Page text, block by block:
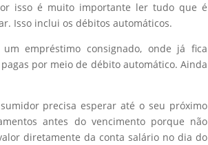
isso é muito importante ler tudo que é
Isso inclui os débitos automáticos.
empréstimo consignado, onde já fica
por meio de débito automático. Ainda
precisa esperar até o seu próximo
antes do vencimento porque não
diretamente da conta salário no dia do